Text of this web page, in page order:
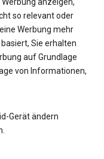
so relevant oder
Werbung mehr
Sie erhalten
auf Grundlage
von Informationen,
Gerät ändern